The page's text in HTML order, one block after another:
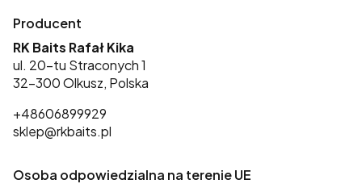
Producent
RK Baits Rafał Kika
ul. 20-tu Straconych 1
32-300 Olkusz, Polska
+48606899929
sklep@rkbaits.pl
Osoba odpowiedzialna na terenie UE